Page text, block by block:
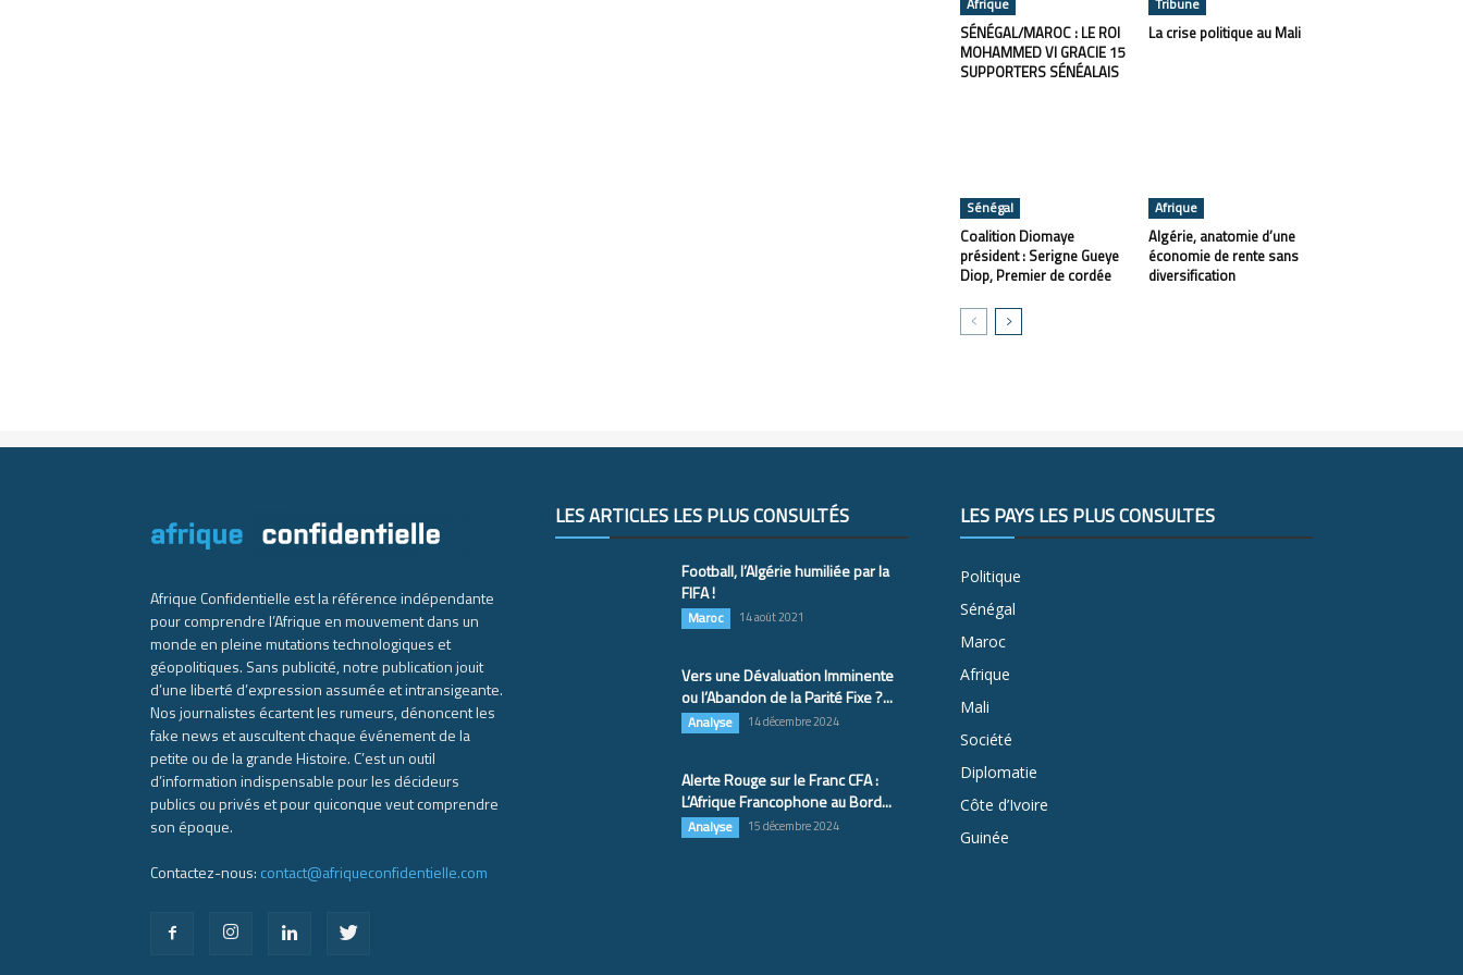
SÉNÉGAL/MAROC : LE ROI
MOHAMMED VI GRACIE 15
SUPPORTERS SÉNÉALAIS
La crise politique au Mali
Sénégal
Coalition Diomaye
président : Serigne Gueye
Diop, Premier de cordée
Afrique
Algérie, anatomie d’une
économie de rente sans
diversification
Afrique Confidentielle est la référence indépendante
pour comprendre l’Afrique en mouvement dans un
monde en pleine mutations technologiques et
géopolitiques. Sans publicité, notre publication jouit
d’une liberté d’expression assumée et intransigeante.
Nos journalistes écartent les rumeurs, dénoncent les
fake news et auscultent chaque événement de la
petite ou de la grande Histoire. C’est un outil
d’information indispensable pour les décideurs
publics ou privés et pour quiconque veut comprendre
son époque.
Contactez-nous: contact@afriqueconfidentielle.com
LES ARTICLES LES PLUS CONSULTÉS
Football, l’Algérie humiliée par la
FIFA !
Maroc 14 août 2021
Vers une Dévaluation Imminente
ou l’Abandon de la Parité Fixe ?...
Analyse 14 décembre 2024
Alerte Rouge sur le Franc CFA :
L’Afrique Francophone au Bord...
Analyse 15 décembre 2024
LES PAYS LES PLUS CONSULTÉS
Politique
Sénégal
Maroc
Afrique
Mali
Société
Diplomatie
Côte d’Ivoire
Guinée